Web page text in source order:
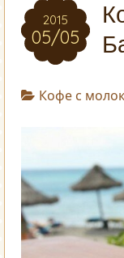
2015
05/05
Кофе с